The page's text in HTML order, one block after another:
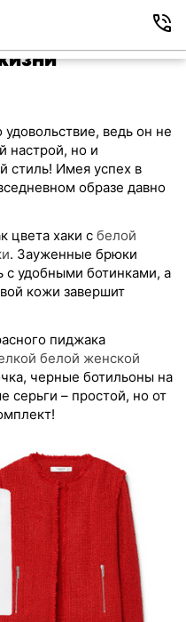
ведь он не
настрой, но и
стиль! Имея успех в
образе давно
цвета хаки с белой
. Зауженные брюки
удобными ботинками, а
кожи завершит
пиджака
белой женской
черные ботильоны на
серьги – простой, но от
Контакты